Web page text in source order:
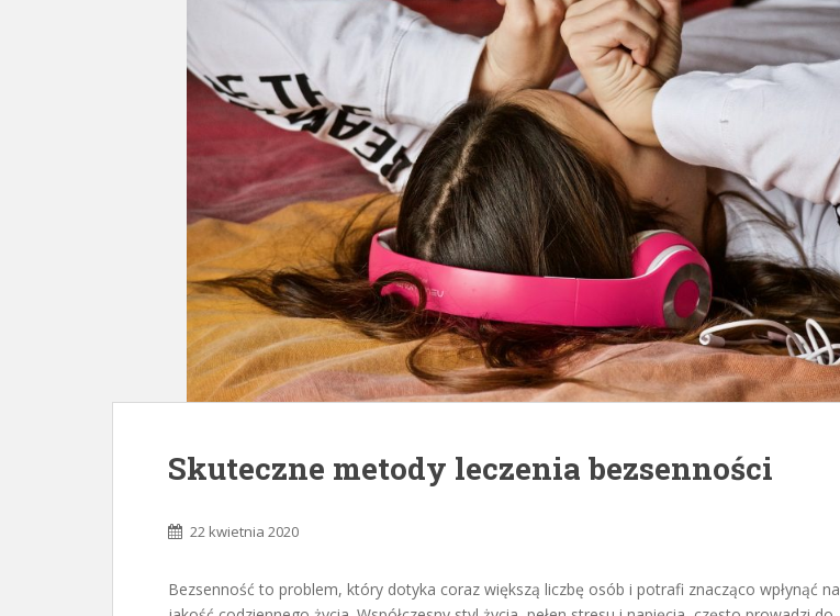
Skuteczne metody leczenia bezsenności
22 kwietnia 2020
Bezsenność to problem, który dotyka coraz większą liczbę osób i potrafi znacząco wpłynąć na